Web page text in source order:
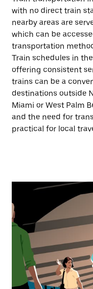
with no direct train
nearby areas are
which can be
transportation
Train schedules in
offering consistent
trains can be a
destinations outside
Miami or West Palm
and the need for
practical for local